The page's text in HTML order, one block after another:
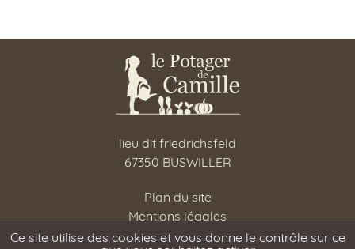
lieu dit friedrichsfeld
67350 BUSWILLER
Plan du site
Mentions légales
RGPD
Ce site utilise des cookies et vous donne le contrôle sur ce